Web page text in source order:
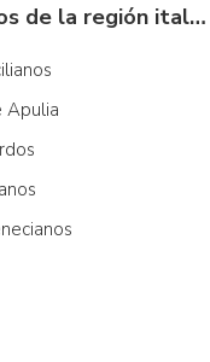
Productos típicos de la región italiana
Apulia